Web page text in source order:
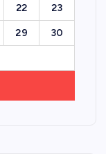
22 23
29 30